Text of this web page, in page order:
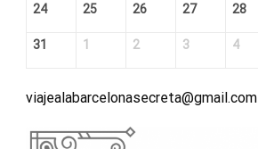
24 25 26 27 28
31 1 2 3 4
viajealabarcelonasecreta@gmail.com